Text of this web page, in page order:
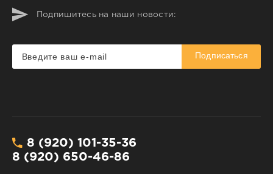
Подпишитесь на наши новости:
Подписаться
8 (920) 101-35-36
8 (920) 650-46-86